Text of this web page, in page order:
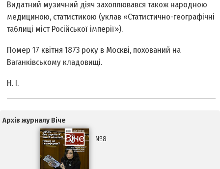
Видатний музичний діяч захоплювався також народною
медициною, статистикою (уклав «Статистично-географічні
таб­лиці міст Російської імперії»).
Помер 17 квітня 1873 року в Москві, похований на
Ваганківському кладовищі.
Н. І.
Архів журналу Віче
№8